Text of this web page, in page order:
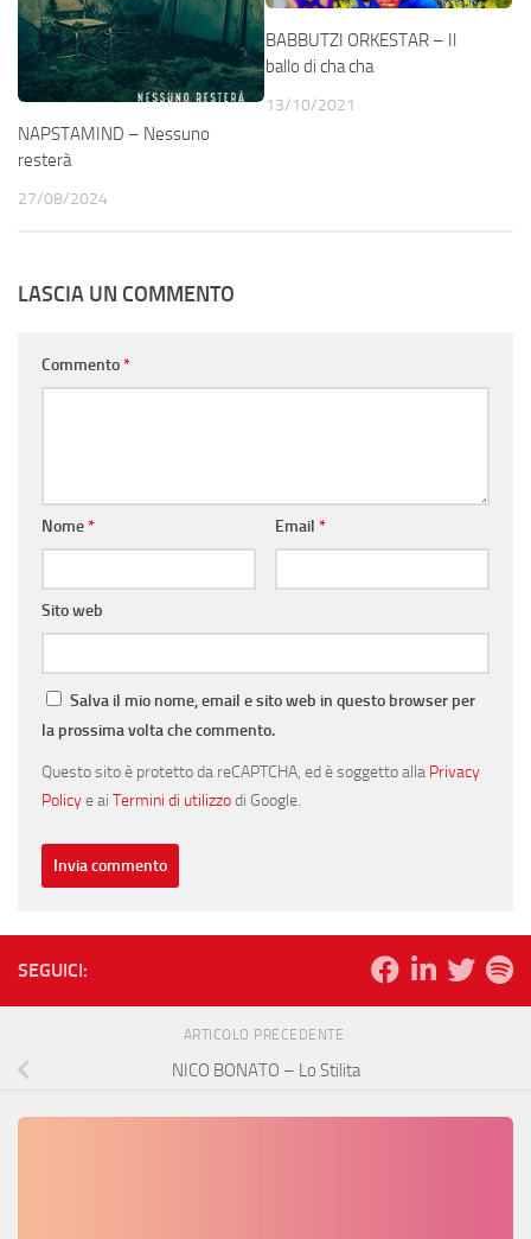
NAPSTAMIND – Nessuno
resterà
27/08/2024
BABBUTZI ORKESTAR – Il
ballo di cha cha
13/10/2021
LASCIA UN COMMENTO
Commento*
Nome* Email *
Sito web
Salva il mio nome, email e sito web in questo browser per
la prossima volta che commento.
Questo sito è protetto da reCAPTCHA, ed è soggetto alla Privacy
Policye ai Termini di utilizzodi Google.
SEGUICI:
ARTICOLO PRECEDENTE
NICO BONATO – Lo Stilita